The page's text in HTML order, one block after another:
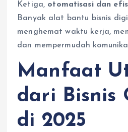
Ketiga, otomatisasi dan
Banyak alat bantu bisnis
menghemat waktu kerja,
dan mempermudah
Manfaat
dari Bisnis
di 2025